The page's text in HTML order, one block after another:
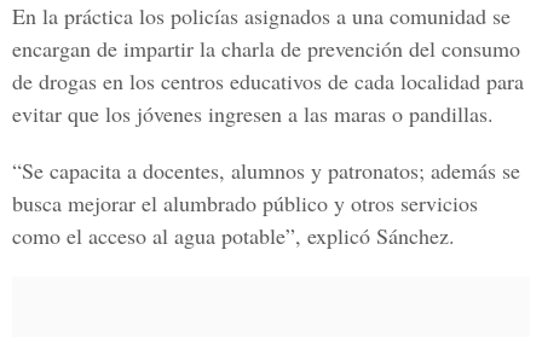
En la práctica los policías asignados a una comunidad se
encargan de impartir la charla de prevención del consumo
de drogas en los centros educativos de cada localidad para
evitar que los jóvenes ingresen a las maras o pandillas.
“Se capacita a docentes, alumnos y patronatos; además se
busca mejorar el alumbrado público y otros servicios
como el acceso al agua potable”, explicó Sánchez.